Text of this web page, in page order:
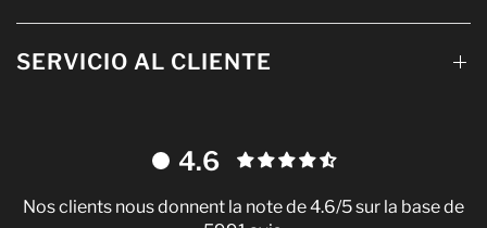
SERVICIO AL CLIENTE
4.6
Nos clients nous donnent la note de 4.6/5 sur la base de